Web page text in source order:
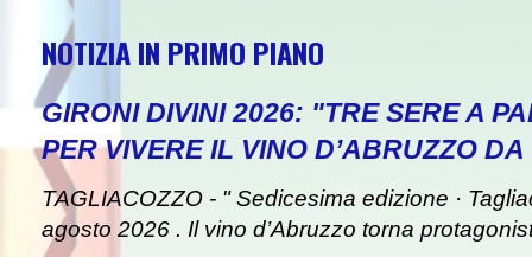
NOTIZIA IN PRIMO PIANO
GIRONI DIVINI 2026: "TRE SERE A
PER VIVERE IL VINO D’ABRUZZO
TAGLIACOZZO - " Sedicesima edizione ·
agosto 2026 . Il vino d’Abruzzo torna